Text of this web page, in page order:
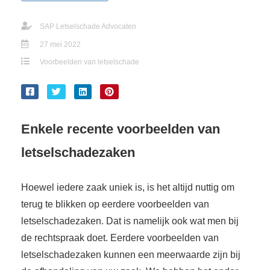
SAP Letselschade Advocaten
27 mei 2022
Voorbeelden van letselschade
Enkele recente voorbeelden van
letselschadezaken
Hoewel iedere zaak uniek is, is het altijd nuttig om
terug te blikken op eerdere voorbeelden van
letselschadezaken. Dat is namelijk ook wat men bij
de rechtspraak doet. Eerdere voorbeelden van
letselschadezaken kunnen een meerwaarde zijn bij